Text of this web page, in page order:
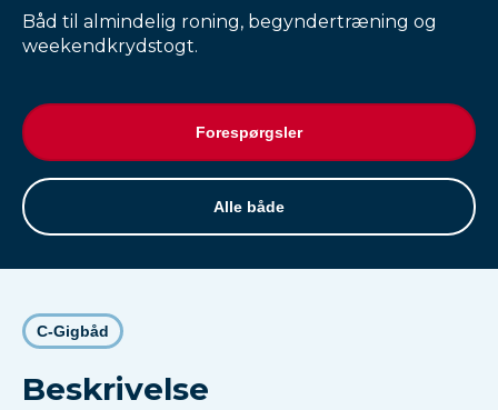
Båd til almindelig roning, begyndertræning og
weekendkrydstogt.
Forespørgsler
Alle både
C-Gigbåd
Beskrivelse